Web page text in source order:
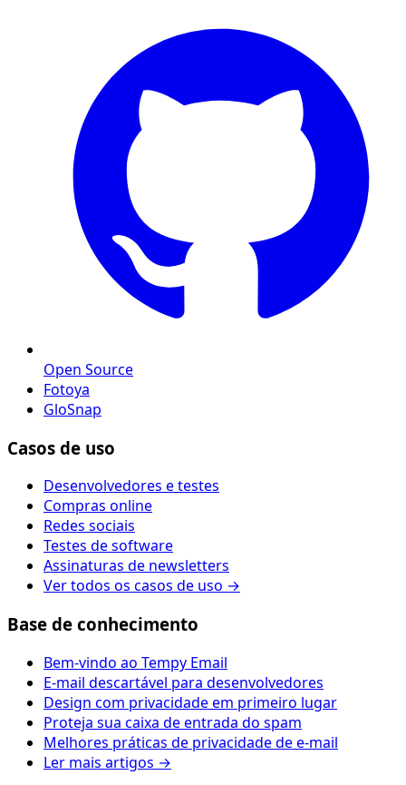
Open Source
Fotoya
GloSnap
Casos de uso
Desenvolvedores e testes
Compras online
Redes sociais
Testes de software
Assinaturas de newsletters
Ver todos os casos de uso →
Base de conhecimento
Bem-vindo ao Tempy Email
E-mail descartável para desenvolvedores
Design com privacidade em primeiro lugar
Proteja sua caixa de entrada do spam
Melhores práticas de privacidade de e-mail
Ler mais artigos →